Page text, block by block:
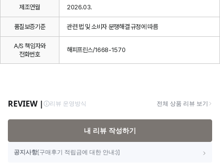
제조연월 2026.03.
품질보증기준 관련 법 및 소비자 분쟁해결 규정에 따름
A/S 책임자와
전화번호
해피프린스/1668-1570